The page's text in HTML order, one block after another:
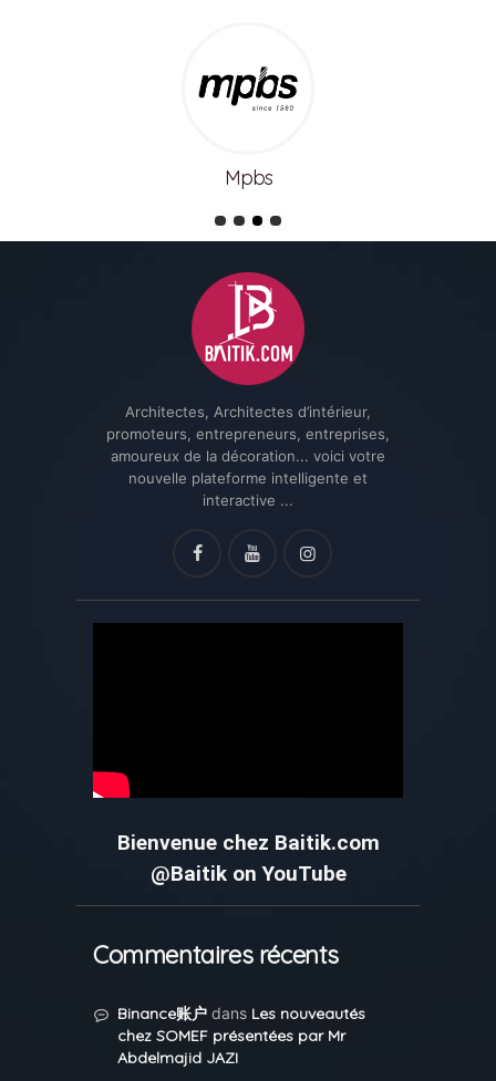
Mpbs
Architectes, Architectes d’intérieur,
promoteurs, entrepreneurs, entreprises,
amoureux de la décoration... voici votre
nouvelle plateforme intelligente et
interactive ...
Bienvenue chez Baitik.com
@Baitik on YouTube
Commentaires récents
Binance账户dans Les nouveautés
chez SOMEF présentées par Mr
Abdelmajid JAZI